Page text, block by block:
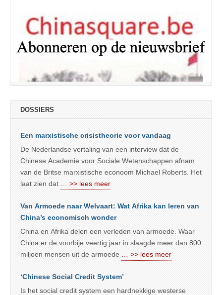
DOSSIERS
Een marxistische crisistheorie voor vandaag
De Nederlandse vertaling van een interview dat de
Chinese Academie voor Sociale Wetenschappen afnam
van de Britse marxistische econoom Michael Roberts. Het
laat zien dat
… >> lees meer
Van Armoede naar Welvaart: Wat Afrika kan leren van
China’s economisch wonder
China en Afrika delen een verleden van armoede. Waar
China er de voorbije veertig jaar in slaagde meer dan 800
miljoen mensen uit de armoede
… >> lees meer
‘Chinese Social Credit System’
Is het social credit system een hardnekkige westerse